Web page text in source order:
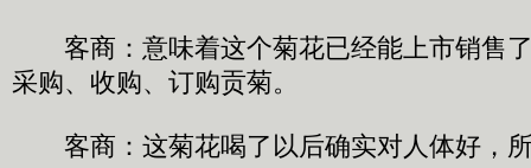
客商：意味着这个菊花已经能上市销售
采购、收购、订购贡菊。
客商：这菊花喝了以后确实对人体好，